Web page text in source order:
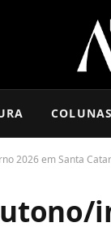
COLUNAS
2026 em Santa